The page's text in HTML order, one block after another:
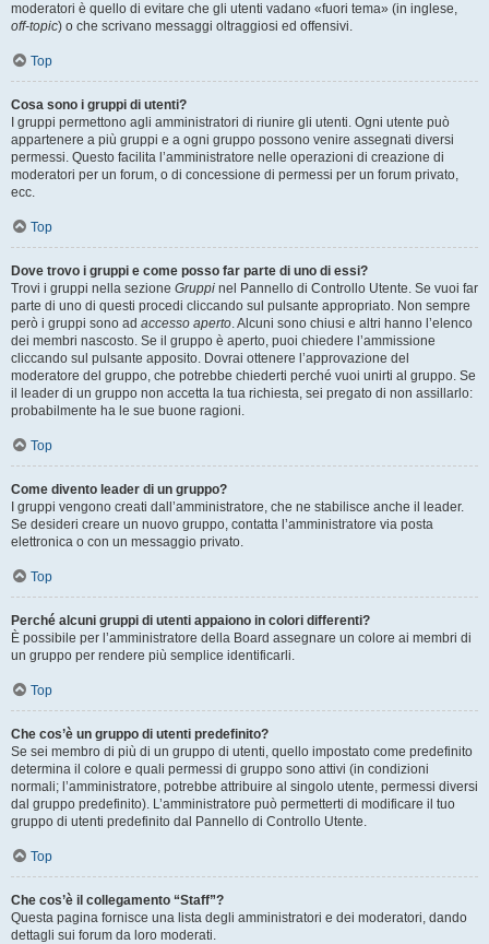
moderatori è quello di evitare che gli utenti vadano «fuori tema» (in inglese,
off-topic) o che scrivano messaggi oltraggiosi ed offensivi.
Top
Cosa sono i gruppi di utenti?
I gruppi permettono agli amministratori di riunire gli utenti. Ogni utente può
appartenere a più gruppi e a ogni gruppo possono venire assegnati diversi
permessi. Questo facilita l’amministratore nelle operazioni di creazione di
moderatori per un forum, o di concessione di permessi per un forum privato,
ecc.
Top
Dove trovo i gruppi e come posso far parte di uno di essi?
Trovi i gruppi nella sezione Gruppi nel Pannello di Controllo Utente. Se vuoi far
parte di uno di questi procedi cliccando sul pulsante appropriato. Non sempre
però i gruppi sono ad accesso aperto. Alcuni sono chiusi e altri hanno l’elenco
dei membri nascosto. Se il gruppo è aperto, puoi chiedere l’ammissione
cliccando sul pulsante apposito. Dovrai ottenere l’approvazione del
moderatore del gruppo, che potrebbe chiederti perché vuoi unirti al gruppo. Se
il leader di un gruppo non accetta la tua richiesta, sei pregato di non assillarlo:
probabilmente ha le sue buone ragioni.
Top
Come divento leader di un gruppo?
I gruppi vengono creati dall’amministratore, che ne stabilisce anche il leader.
Se desideri creare un nuovo gruppo, contatta l’amministratore via posta
elettronica o con un messaggio privato.
Top
Perché alcuni gruppi di utenti appaiono in colori differenti?
È possibile per l’amministratore della Board assegnare un colore ai membri di
un gruppo per rendere più semplice identificarli.
Top
Che cos’è un gruppo di utenti predefinito?
Se sei membro di più di un gruppo di utenti, quello impostato come predefinito
determina il colore e quali permessi di gruppo sono attivi (in condizioni
normali; l’amministratore, potrebbe attribuire al singolo utente, permessi diversi
dal gruppo predefinito). L’amministratore può permetterti di modificare il tuo
gruppo di utenti predefinito dal Pannello di Controllo Utente.
Top
Che cos’è il collegamento “Staff”?
Questa pagina fornisce una lista degli amministratori e dei moderatori, dando
dettagli sui forum da loro moderati.